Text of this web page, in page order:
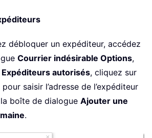
débloquer un expéditeur, accédez
Courrier indésirable Options,
Expéditeurs autorisés, cliquez sur
pour saisir l’adresse de l’expéditeur
boîte de dialogue Ajouter une
.